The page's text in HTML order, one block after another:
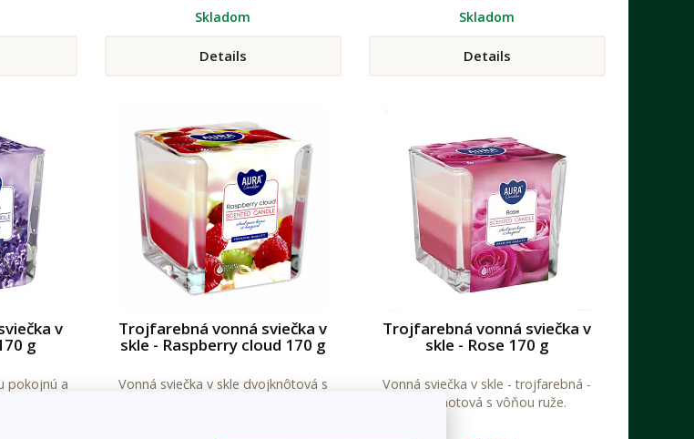
Skladom
Details
Skladom
Details
v
g
pokojnú a
Trojfarebná vonná sviečka v
skle - Raspberry cloud 170 g
Vonná sviečka v skle dvojknôtová s
Trojfarebná vonná sviečka v
skle - Rose 170 g
Vonná sviečka v skle - trojfarebná -
dvojknotová s vôňou ruže.